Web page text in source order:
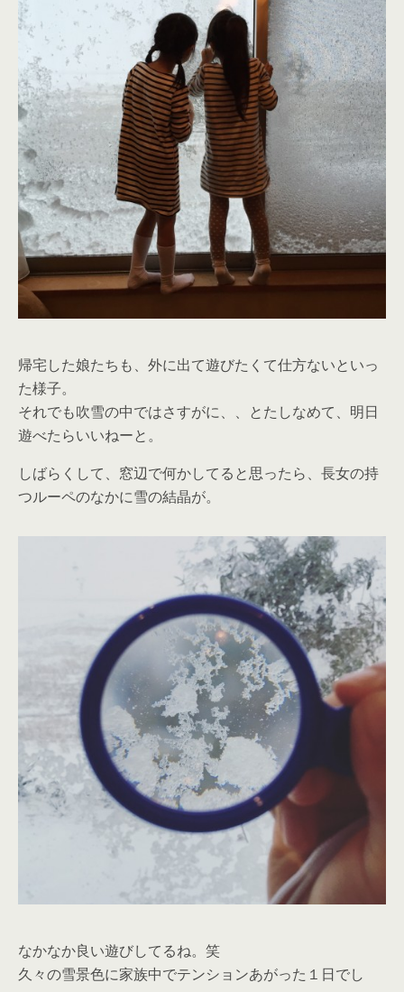
帰宅した娘たちも、外に出て遊びたくて仕方ないといっ
た様子。
それでも吹雪の中ではさすがに、、とたしなめて、明日
遊べたらいいねーと。
しばらくして、窓辺で何かしてると思ったら、長女の持
つルーペのなかに雪の結晶が。
なかなか良い遊びしてるね。笑
久々の雪景色に家族中でテンションあがった１日でし